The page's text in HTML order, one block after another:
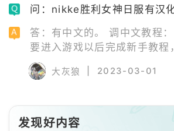
问：nikke胜利女神日服有汉
答：有中文的。 调中文教程
要进入游戏以后完成新手教程
关卡。 2、然后在游戏大厅界
的图标，进入菜单选项。 3、
项后，点击图中的【
侧的语言选项。 5、找到中文
大灰狼 2023-03-01
发现好内容